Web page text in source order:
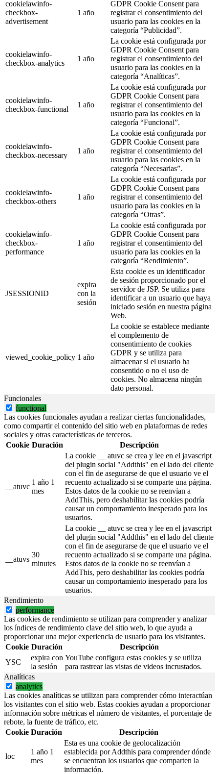
cookielawinfo-
checkbox-
advertisement
1 año
GDPR Cookie Consent para
registrar el consentimiento del
usuario para las cookies en la
categoría “Publicidad”.
cookielawinfo-
checkbox-analytics
1 año
La cookie está configurada por
GDPR Cookie Consent para
registrar el consentimiento del
usuario para las cookies en la
categoría “Analíticas”.
cookielawinfo-
checkbox-functional
1 año
La cookie está configurada por
GDPR Cookie Consent para
registrar el consentimiento del
usuario para las cookies en la
categoría “Funcional”.
cookielawinfo-
checkbox-necessary
1 año
La cookie está configurada por
GDPR Cookie Consent para
registrar el consentimiento del
usuario para las cookies en la
categoría “Necesarias”.
cookielawinfo-
checkbox-others
1 año
La cookie está configurada por
GDPR Cookie Consent para
registrar el consentimiento del
usuario para las cookies en la
categoría “Otras”.
cookielawinfo-
checkbox-
performance
1 año
La cookie está configurada por
GDPR Cookie Consent para
registrar el consentimiento del
usuario para las cookies en la
categoría “Rendimiento”.
JSESSIONID
expira
con la
sesión
Esta cookie es un identificador
de sesión proporcionado por el
servidor de JSP. Se utiliza para
identificar a un usuario que haya
iniciado sesión en nuestra página
Web.
viewed_cookie_policy 1 año
La cookie se establece mediante
el complemento de
consentimiento de cookies
GDPR y se utiliza para
almacenar si el usuario ha
consentido o no el uso de
cookies. No almacena ningún
dato personal.
Funcionales
functional
Las cookies funcionales ayudan a realizar ciertas funcionalidades,
como compartir el contenido del sitio web en plataformas de redes
sociales y otras características de terceros.
Cookie Duración Descripción
__atuvc
1 año 1
mes
La cookie __ atuvc se crea y lee en el javascript
del plugin social "Addthis" en el lado del cliente
con el fin de asegurarse de que el usuario ve el
recuento actualizado si se comparte una página.
Estos datos de la cookie no se reenvían a
AddThis, pero deshabilitar las cookies podría
causar un comportamiento inesperado para los
usuarios.
__atuvs
30
minutes
La cookie __ atuvc se crea y lee en el javascript
del plugin social "Addthis" en el lado del cliente
con el fin de asegurarse de que el usuario ve el
recuento actualizado si se comparte una página.
Estos datos de la cookie no se reenvían a
AddThis, pero deshabilitar las cookies podría
causar un comportamiento inesperado para los
usuarios.
Rendimiento
performance
Las cookies de rendimiento se utilizan para comprender y analizar
los índices de rendimiento clave del sitio web, lo que ayuda a
proporcionar una mejor experiencia de usuario para los visitantes.
Cookie Duración
Descripción
YSC
expira con
la sesión
YouTube configura estas cookies y se utiliza
para rastrear las vistas de videos incrustados.
Analíticas
analytics
Las cookies analíticas se utilizan para comprender cómo interactúan
los visitantes con el sitio web. Estas cookies ayudan a proporcionar
información sobre métricas el número de visitantes, el porcentaje de
rebote, la fuente de tráfico, etc.
Cookie Duración Descripción
loc
1 año 1
mes
Esta es una cookie de geolocalización
establecida por Addthis para comprender dónde
se encuentran los usuarios que comparten la
información.